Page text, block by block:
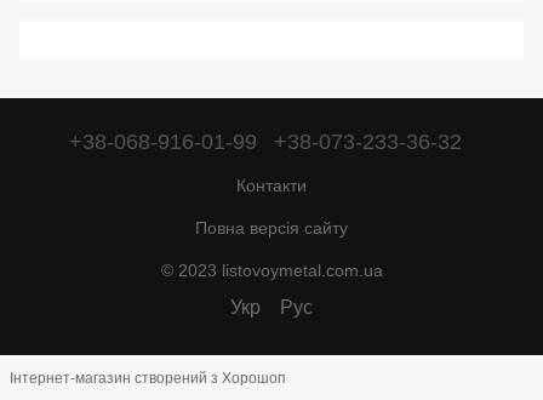
+38-068-916-01-99 +38-073-233-36-32
Контакти
Повна версія сайту
© 2023 listovoymetal.com.ua
Укр Рус
Інтернет-магазин створений з Хорошоп